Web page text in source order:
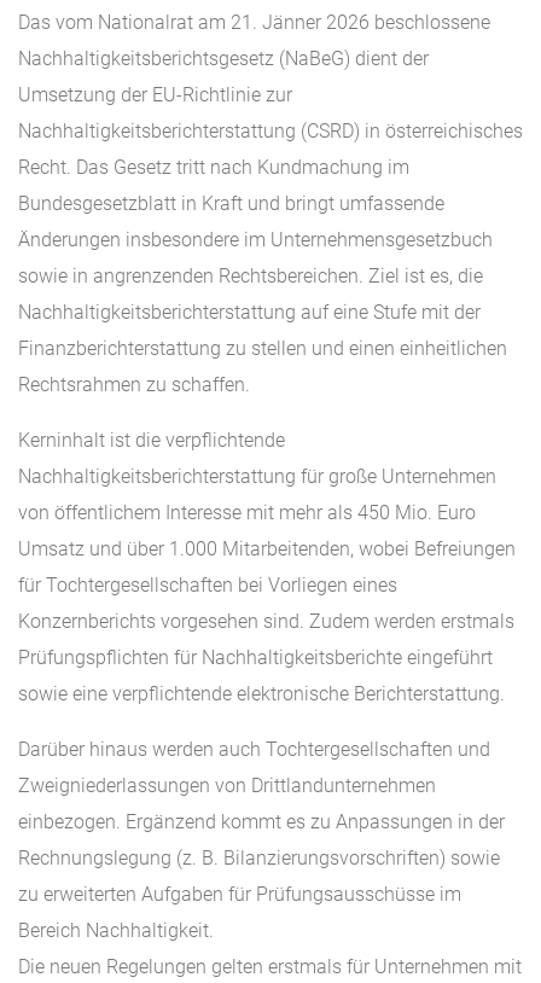
Das vom Nationalrat am 21. Jänner 2026 beschlossene
Nachhaltigkeitsberichtsgesetz (NaBeG) dient der
Umsetzung der EU-Richtlinie zur
Nachhaltigkeitsberichterstattung (CSRD) in österreichisches
Recht. Das Gesetz tritt nach Kundmachung im
Bundesgesetzblatt in Kraft und bringt umfassende
Änderungen insbesondere im Unternehmensgesetzbuch
sowie in angrenzenden Rechtsbereichen. Ziel ist es, die
Nachhaltigkeitsberichterstattung auf eine Stufe mit der
Finanzberichterstattung zu stellen und einen einheitlichen
Rechtsrahmen zu schaffen.
Kerninhalt ist die verpflichtende
Nachhaltigkeitsberichterstattung für große Unternehmen
von öffentlichem Interesse mit mehr als 450 Mio. Euro
Umsatz und über 1.000 Mitarbeitenden, wobei Befreiungen
für Tochtergesellschaften bei Vorliegen eines
Konzernberichts vorgesehen sind. Zudem werden erstmals
Prüfungspflichten für Nachhaltigkeitsberichte eingeführt
sowie eine verpflichtende elektronische Berichterstattung.
Darüber hinaus werden auch Tochtergesellschaften und
Zweigniederlassungen von Drittlandunternehmen
einbezogen. Ergänzend kommt es zu Anpassungen in der
Rechnungslegung (z. B. Bilanzierungsvorschriften) sowie
zu erweiterten Aufgaben für Prüfungsausschüsse im
Bereich Nachhaltigkeit.
Die neuen Regelungen gelten erstmals für Unternehmen mit